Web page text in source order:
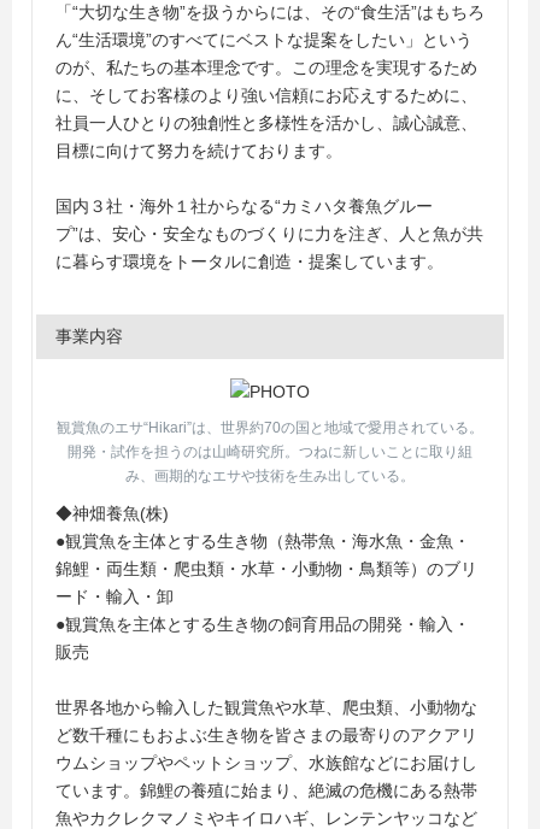
「“大切な生き物”を扱うからには、その“食生活”はもちろ
ん“生活環境”のすべてにベストな提案をしたい」という
のが、私たちの基本理念です。この理念を実現するため
に、そしてお客様のより強い信頼にお応えするために、
社員一人ひとりの独創性と多様性を活かし、誠心誠意、
目標に向けて努力を続けております。
国内３社・海外１社からなる“カミハタ養魚グルー
プ”は、安心・安全なものづくりに力を注ぎ、人と魚が共
に暮らす環境をトータルに創造・提案しています。
事業内容
観賞魚のエサ“Hikari”は、世界約70の国と地域で愛用されている。
開発・試作を担うのは山崎研究所。つねに新しいことに取り組
み、画期的なエサや技術を生み出している。
◆神畑養魚(株)
●観賞魚を主体とする生き物（熱帯魚・海水魚・金魚・
錦鯉・両生類・爬虫類・水草・小動物・鳥類等）のブリ
ード・輸入・卸
●観賞魚を主体とする生き物の飼育用品の開発・輸入・
販売
世界各地から輸入した観賞魚や水草、爬虫類、小動物な
ど数千種にもおよぶ生き物を皆さまの最寄りのアクアリ
ウムショップやペットショップ、水族館などにお届けし
ています。錦鯉の養殖に始まり、絶滅の危機にある熱帯
魚やカクレクマノミやキイロハギ、レンテンヤッコなど